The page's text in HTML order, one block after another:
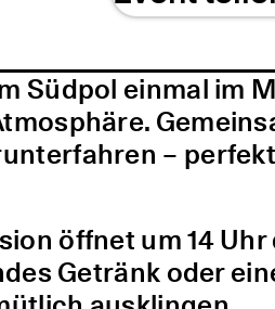
Südpol einmal im
–
öffnet um 14
Getränk oder